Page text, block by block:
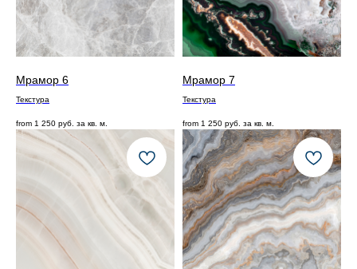
Мрамор 6
Текстура
from 1 250 руб. за кв. м.
Мрамор 7
Текстура
from 1 250 руб. за кв. м.